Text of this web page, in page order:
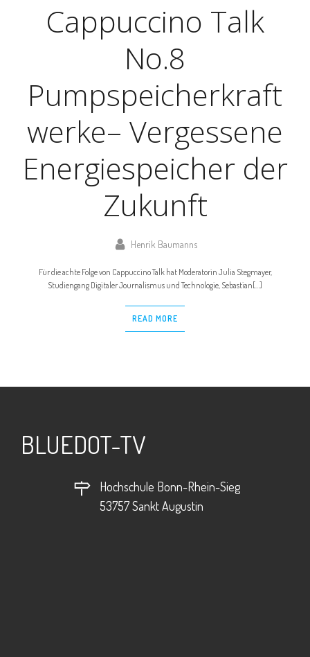
Cappuccino Talk
No.8
Pumpspeicherkraft
werke– Vergessene
Energiespeicher der
Zukunft
Henrik Baumanns
Für die achte Folge von Cappuccino Talk hat Moderatorin Julia Stegmayer,
Studiengang Digitaler Journalismus und Technologie, Sebastian[…]
READ MORE
BLUEDOT-TV
Hochschule Bonn-Rhein-Sieg
53757 Sankt Augustin